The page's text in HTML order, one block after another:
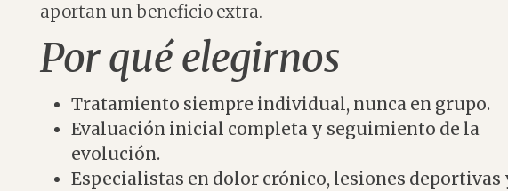
aportan un beneficio extra.
Por qué elegirnos
Tratamiento siempre individual, nunca en grupo.
Evaluación inicial completa y seguimiento de la
evolución.
Especialistas en dolor crónico, lesiones deportivas